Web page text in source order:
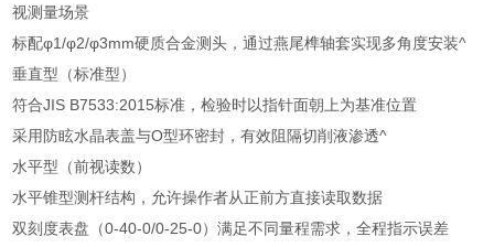
视测量场景
标配φ1/φ2/φ3mm硬质合金测头，通过燕尾榫轴套实现多角度安装^
垂直型（标准型）
符合JIS B7533:2015标准，检验时以指针面朝上为基准位置
采用防眩水晶表盖与O型环密封，有效阻隔切削液渗透^
水平型（前视读数）
水平锥型测杆结构，允许操作者从正前方直接读取数据
双刻度表盘（0-40-0/0-25-0）满足不同量程需求，全程指示误差